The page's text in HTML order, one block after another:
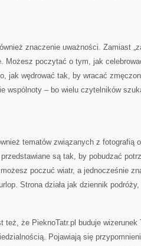
znaczenie uważności. Zamiast
Możesz poczytać o tym, jak
jak wędrować tak, by wracać
wspólnoty – bo wielu czytelników
tematów związanych z fotografią
są tak, by pobudzać
poczuć wiatr, a jednocześnie
Strona działa jak dziennik
też, że PieknoTatr.pl buduje
Pojawiają się